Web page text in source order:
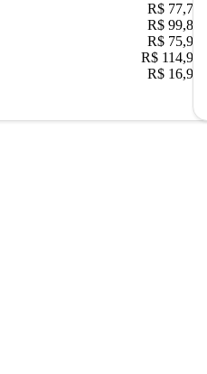
R$ 77,70
R$ 99,89
R$ 75,90
R$ 114,90
R$ 16,90